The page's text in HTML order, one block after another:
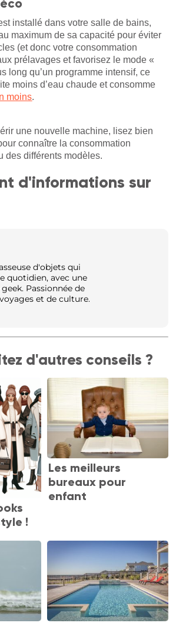
installé dans votre salle de bains,
maximum de sa capacité pour éviter
(et donc votre consommation
prélavages et favorisez le mode «
long qu’un programme intensif, ce
moins d’eau chaude et consomme
moins.
une nouvelle machine, lisez bien
connaître la consommation
des différents modèles.
d'informations sur
d'objets qui
quotidien, avec une
Passionnée de
et de culture.
d'autres conseils ?
!
Les meilleurs
bureaux pour
enfant